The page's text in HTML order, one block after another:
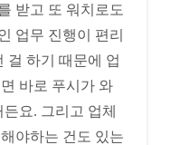
받고 또 워치로도
업무 진행이 편리
걸 하기 때문에 업
바로 푸시가 와
요. 그리고 업체
야하는 건도 있는